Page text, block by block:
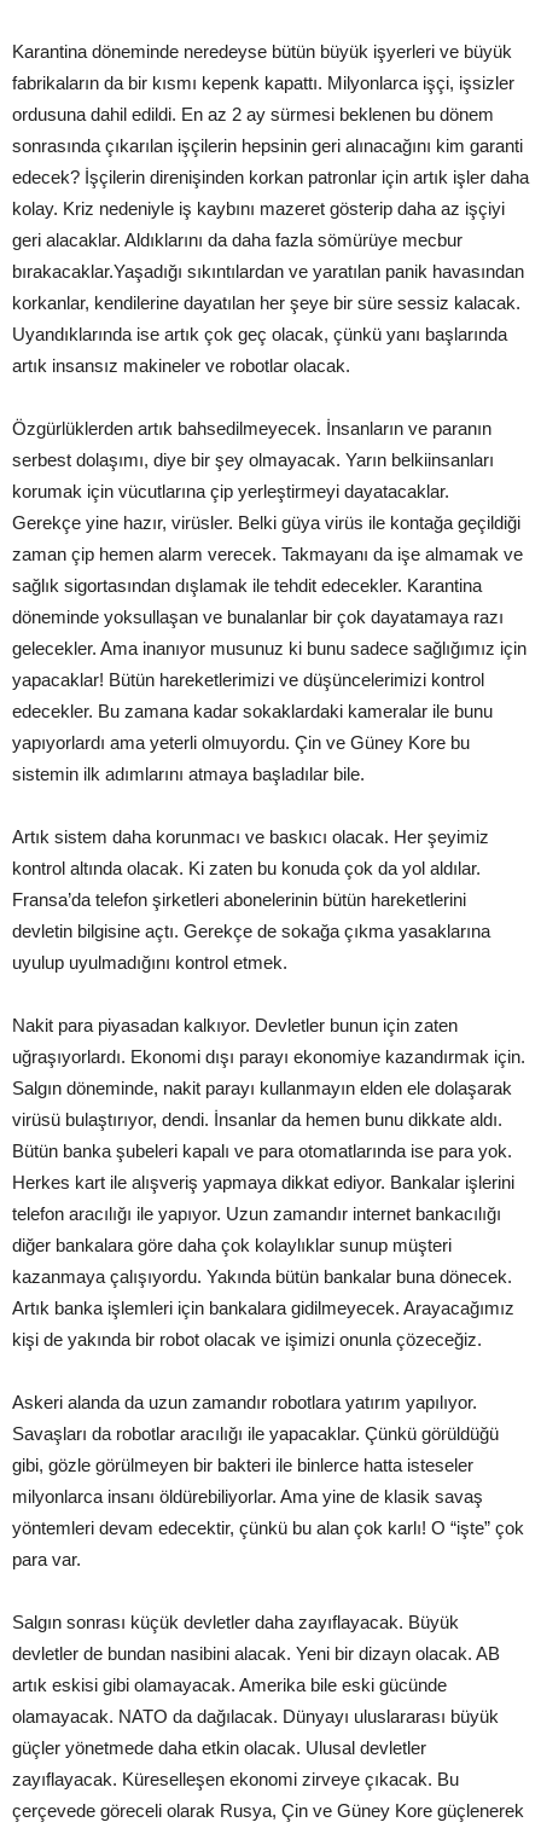
Karantina döneminde neredeyse bütün büyük işyerleri ve büyük
fabrikaların da bir kısmı kepenk kapattı. Milyonlarca işçi, işsizler
ordusuna dahil edildi. En az 2 ay sürmesi beklenen bu dönem
sonrasında çıkarılan işçilerin hepsinin geri alınacağını kim garanti
edecek? İşçilerin direnişinden korkan patronlar için artık işler daha
kolay. Kriz nedeniyle iş kaybını mazeret gösterip daha az işçiyi
geri alacaklar. Aldıklarını da daha fazla sömürüye mecbur
bırakacaklar.Yaşadığı sıkıntılardan ve yaratılan panik havasından
korkanlar, kendilerine dayatılan her şeye bir süre sessiz kalacak.
Uyandıklarında ise artık çok geç olacak, çünkü yanı başlarında
artık insansız makineler ve robotlar olacak.
Özgürlüklerden artık bahsedilmeyecek. İnsanların ve paranın
serbest dolaşımı, diye bir şey olmayacak. Yarın belkiinsanları
korumak için vücutlarına çip yerleştirmeyi dayatacaklar.
Gerekçe yine hazır, virüsler. Belki güya virüs ile kontağa geçildiği
zaman çip hemen alarm verecek. Takmayanı da işe almamak ve
sağlık sigortasından dışlamak ile tehdit edecekler. Karantina
döneminde yoksullaşan ve bunalanlar bir çok dayatamaya razı
gelecekler. Ama inanıyor musunuz ki bunu sadece sağlığımız için
yapacaklar! Bütün hareketlerimizi ve düşüncelerimizi kontrol
edecekler. Bu zamana kadar sokaklardaki kameralar ile bunu
yapıyorlardı ama yeterli olmuyordu. Çin ve Güney Kore bu
sistemin ilk adımlarını atmaya başladılar bile.
Artık sistem daha korunmacı ve baskıcı olacak. Her şeyimiz
kontrol altında olacak. Ki zaten bu konuda çok da yol aldılar.
Fransa’da telefon şirketleri abonelerinin bütün hareketlerini
devletin bilgisine açtı. Gerekçe de sokağa çıkma yasaklarına
uyulup uyulmadığını kontrol etmek.
Nakit para piyasadan kalkıyor. Devletler bunun için zaten
uğraşıyorlardı. Ekonomi dışı parayı ekonomiye kazandırmak için.
Salgın döneminde, nakit parayı kullanmayın elden ele dolaşarak
virüsü bulaştırıyor, dendi. İnsanlar da hemen bunu dikkate aldı.
Bütün banka şubeleri kapalı ve para otomatlarında ise para yok.
Herkes kart ile alışveriş yapmaya dikkat ediyor. Bankalar işlerini
telefon aracılığı ile yapıyor. Uzun zamandır internet bankacılığı
diğer bankalara göre daha çok kolaylıklar sunup müşteri
kazanmaya çalışıyordu. Yakında bütün bankalar buna dönecek.
Artık banka işlemleri için bankalara gidilmeyecek. Arayacağımız
kişi de yakında bir robot olacak ve işimizi onunla çözeceğiz.
Askeri alanda da uzun zamandır robotlara yatırım yapılıyor.
Savaşları da robotlar aracılığı ile yapacaklar. Çünkü görüldüğü
gibi, gözle görülmeyen bir bakteri ile binlerce hatta isteseler
milyonlarca insanı öldürebiliyorlar. Ama yine de klasik savaş
yöntemleri devam edecektir, çünkü bu alan çok karlı! O “işte” çok
para var.
Salgın sonrası küçük devletler daha zayıflayacak. Büyük
devletler de bundan nasibini alacak. Yeni bir dizayn olacak. AB
artık eskisi gibi olamayacak. Amerika bile eski gücünde
olamayacak. NATO da dağılacak. Dünyayı uluslararası büyük
güçler yönetmede daha etkin olacak. Ulusal devletler
zayıflayacak. Küreselleşen ekonomi zirveye çıkacak. Bu
çerçevede göreceli olarak Rusya, Çin ve Güney Kore güçlenerek